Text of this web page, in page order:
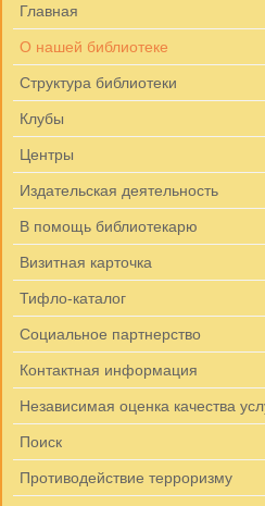
Главная
О нашей библиотеке
Структура библиотеки
Клубы
Центры
Издательская деятельность
В помощь библиотекарю
Визитная карточка
Тифло-каталог
Социальное партнерство
Контактная информация
Независимая оценка качества
Поиск
Противодействие терроризму